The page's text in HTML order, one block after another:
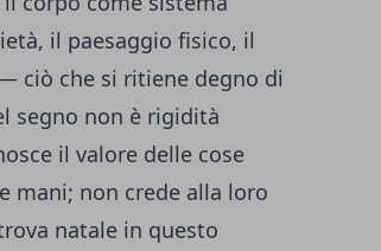
il paesaggio fisico, il
ciò che si ritiene degno di
segno non è rigidità
il valore delle cose
mani; non crede alla loro
natale in questo